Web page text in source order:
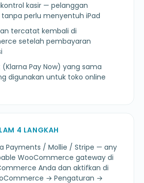
kasir — pelanggan
perlu menyentuh iPad
tercatat kembali di
setelah pembayaran
Pay Now) yang sama
digunakan untuk toko online
4 LANGKAH
Payments / Mollie / Stripe — any
WooCommerce gateway di
Anda dan aktifkan di
→ Pengaturan →